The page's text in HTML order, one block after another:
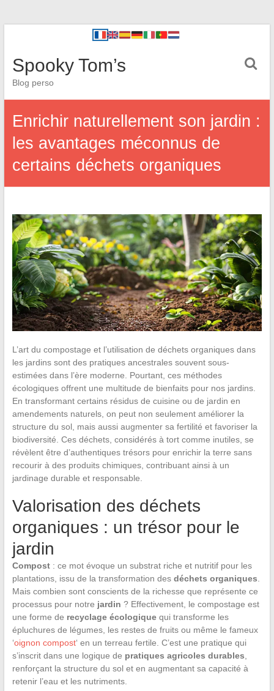
Spooky Tom’s
Blog perso
Enrichir naturellement son jardin :
les avantages méconnus de
certains déchets organiques
L’art du compostage et l’utilisation de déchets organiques dans
les jardins sont des pratiques ancestrales souvent sous-
estimées dans l’ère moderne. Pourtant, ces méthodes
écologiques offrent une multitude de bienfaits pour nos jardins.
En transformant certains résidus de cuisine ou de jardin en
amendements naturels, on peut non seulement améliorer la
structure du sol, mais aussi augmenter sa fertilité et favoriser la
biodiversité. Ces déchets, considérés à tort comme inutiles, se
révèlent être d’authentiques trésors pour enrichir la terre sans
recourir à des produits chimiques, contribuant ainsi à un
jardinage durable et responsable.
Valorisation des déchets
organiques : un trésor pour le
jardin
Compost: ce mot évoque un substrat riche et nutritif pour les
plantations, issu de la transformation des déchets organiques
Mais combien sont conscients de la richesse que représente ce
processus pour notre jardin ? Effectivement, le compostage est
une forme de recyclage écologiquequi transforme les
épluchures de légumes, les restes de fruits ou même le fameux
‘oignon compost‘ en un terreau fertile. C’est une pratique qui
s’inscrit dans une logique de pratiques agricoles durables
renforçant la structure du sol et en augmentant sa capacité à
retenir l’eau et les nutriments.